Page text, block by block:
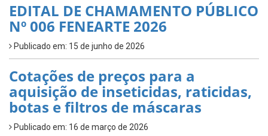
EDITAL DE CHAMAMENTO PÚBLICO
Nº 006 FENEARTE 2026
Publicado em: 15 de junho de 2026
Cotações de preços para a
aquisição de inseticidas, raticidas,
botas e filtros de máscaras
Publicado em: 16 de março de 2026